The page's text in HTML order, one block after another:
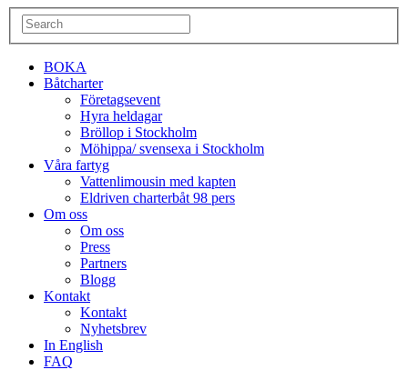
BOKA
Båtcharter
Företagsevent
Hyra heldagar
Bröllop i Stockholm
Möhippa/ svensexa i Stockholm
Våra fartyg
Vattenlimousin med kapten
Eldriven charterbåt 98 pers
Om oss
Om oss
Press
Partners
Blogg
Kontakt
Kontakt
Nyhetsbrev
In English
FAQ